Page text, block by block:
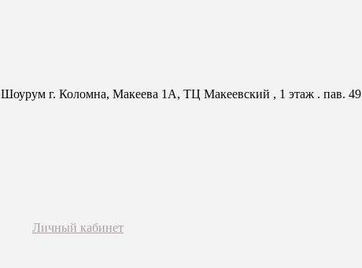
Шоурум г. Коломна, Макеева 1А, ТЦ Макеевский , 1 этаж . пав. 49
Личный кабинет